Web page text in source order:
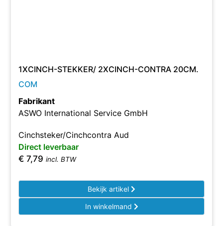
1XCINCH-STEKKER/ 2XCINCH-CONTRA 20CM.
COM
Fabrikant
ASWO International Service GmbH
Cinchsteker/Cinchcontra Aud
Direct leverbaar
€ 7,79 incl. BTW
Bekijk artikel
In winkelmand